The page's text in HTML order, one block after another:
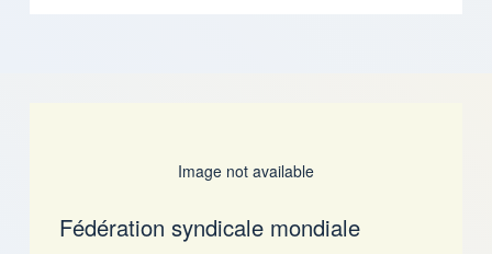
Image not available
Fédération syndicale mondiale